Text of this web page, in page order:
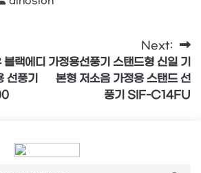
블랙에디
선풍기
Next:
가정용선풍기 스탠드형 신일 기
본형 저소음 가정용 스탠드 선
풍기 SIF-C14FU